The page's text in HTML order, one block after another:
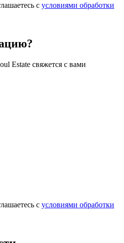
с условиями обработки
Estate свяжется с вами
с условиями обработки